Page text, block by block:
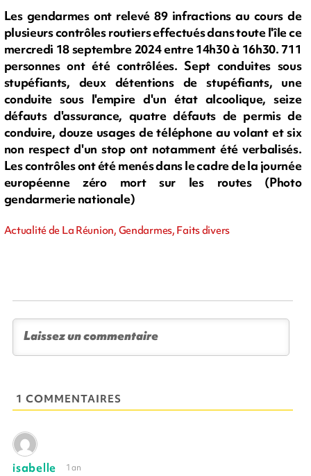
Les gendarmes ont relevé 89 infractions au cours de
plusieurs contrôles routiers effectués dans toute l'île ce
mercredi 18 septembre 2024 entre 14h30 à 16h30. 711
personnes ont été contrôlées. Sept conduites sous
stupéfiants, deux détentions de stupéfiants, une
conduite sous l'empire d'un état alcoolique, seize
défauts d'assurance, quatre défauts de permis de
conduire, douze usages de téléphone au volant et six
non respect d'un stop ont notamment été verbalisés.
Les contrôles ont été menés dans le cadre de la journée
européenne zéro mort sur les routes (Photo
gendarmerie nationale)
Actualité de La Réunion, Gendarmes, Faits divers
1 COMMENTAIRES
isabelle 1 an